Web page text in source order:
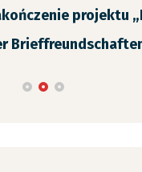
projektu „Im Netz